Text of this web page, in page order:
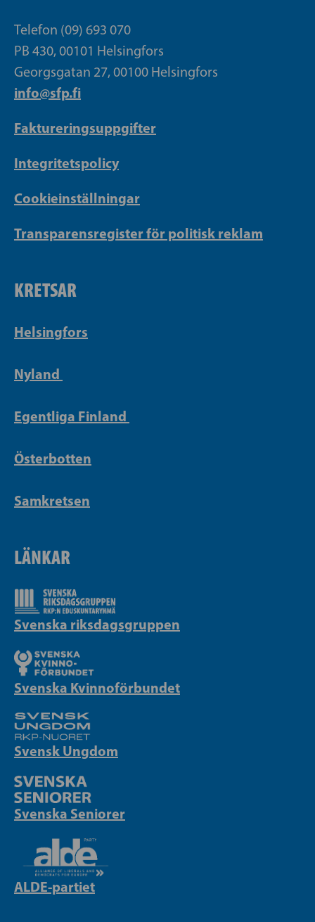
Telefon (09) 693 070
PB 430, 00101 Helsingfors
Georgsgatan 27, 00100 Helsingfors
info@sfp.fi
Faktureringsuppgifter
Integritetspolicy
Cookieinställningar
Transparensregister för politisk reklam
KRETSAR
Helsingfors
Nyland
Egentliga Finland
Österbotten
Samkretsen
LÄNKAR
Svenska riksdagsgruppen
Svenska Kvinnoförbundet
Svensk Ungdom
Svenska Seniorer
ALDE-partiet